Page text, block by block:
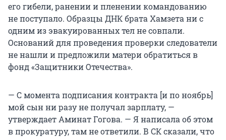
его гибели, ранении и пленении командованию
не поступало. Образцы ДНК брата Хамзета ни с
одним из эвакуированных тел не совпали.
Оснований для проведения проверки следователи
не нашли и предложили матери обратиться в
фонд «Защитники Отечества».
— С момента подписания контракта [и по ноябрь]
мой сын ни разу не получал зарплату, —
утверждает Аминат Гогова. — Я написала об этом
в прокуратуру, там не ответили. В СК сказали, что